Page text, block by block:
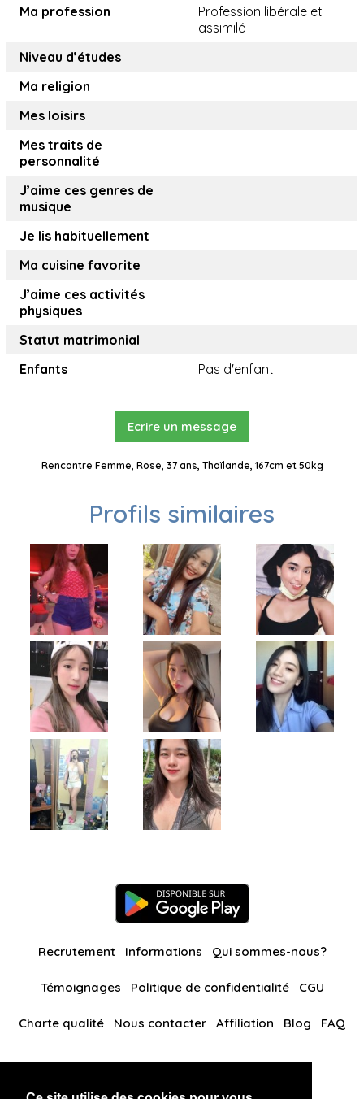
Ma profession
Profession libérale et
assimilé
Niveau d’études
Ma religion
Mes loisirs
Mes traits de
personnalité
J’aime ces genres de
musique
Je lis habituellement
Ma cuisine favorite
J’aime ces activités
physiques
Statut matrimonial
Enfants
Pas d'enfant
Ecrire un message
Rencontre Femme, Rose, 37 ans, Thaïlande, 167cm et 50kg
Profils similaires
Recrutement Informations Qui sommes-nous?
Témoignages Politique de confidentialité CGU
Charte qualité Nous contacter Affiliation Blog FAQ